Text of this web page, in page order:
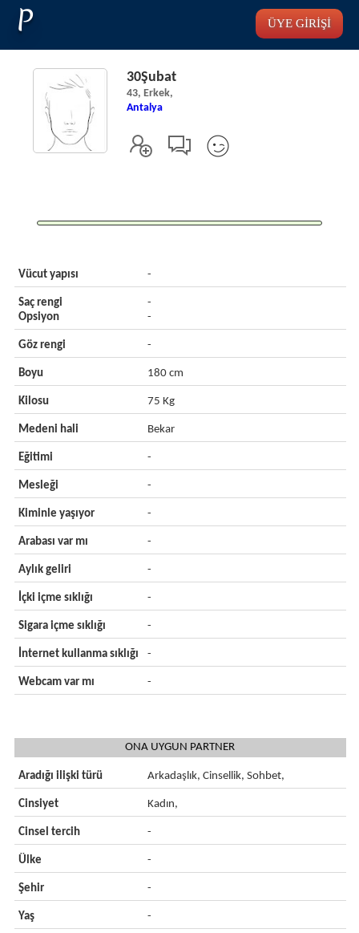
P ÜYE GİRİŞİ
30Şubat
43, Erkek,
Antalya
Vücut yapısı -
Saç rengi
Opsiyon
-
-
Göz rengi -
Boyu 180 cm
Kilosu 75 Kg
Medeni hali Bekar
Eğitimi -
Mesleği -
Kiminle yaşıyor -
Arabası var mı -
Aylık geliri -
İçki içme sıklığı -
Sigara içme sıklığı -
İnternet kullanma sıklığı -
Webcam var mı -
ONA UYGUN PARTNER
Aradığı ilişki türü Arkadaşlık, Cinsellik, Sohbet,
Cinsiyet Kadın,
Cinsel tercih -
Ülke -
Şehir -
Yaş -